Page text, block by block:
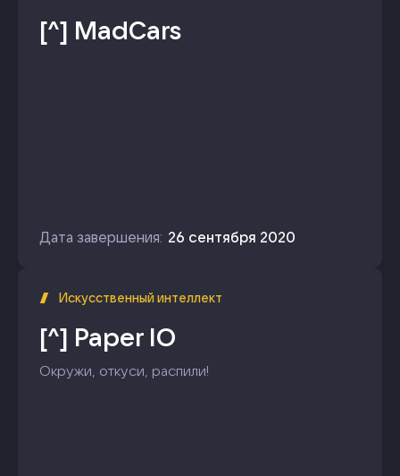
[^] MadCars
Дата завершения: 26 сентября 2020
Искусственный интеллект
[^] Paper IO
Окружи, откуси, распили!